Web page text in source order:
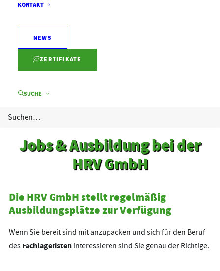
KONTAKT
NEWS
ZERTIFIKATE
SUCHE
Jobs & Ausbildung bei der
HRV GmbH
Die HRV GmbH stellt regelmäßig
Ausbildungsplätze zur Verfügung
Wenn Sie bereit sind mit anzupacken und sich für den Beruf
des Fachlageristen interessieren sind Sie genau der Richtige.